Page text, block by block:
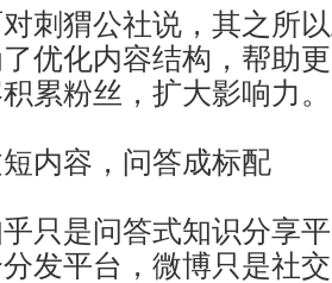
刺猬公社说，其之所
优化内容结构，帮助
累粉丝，扩大影响力。
内容，问答成标配
只是问答式知识分享
发平台，微博只是社